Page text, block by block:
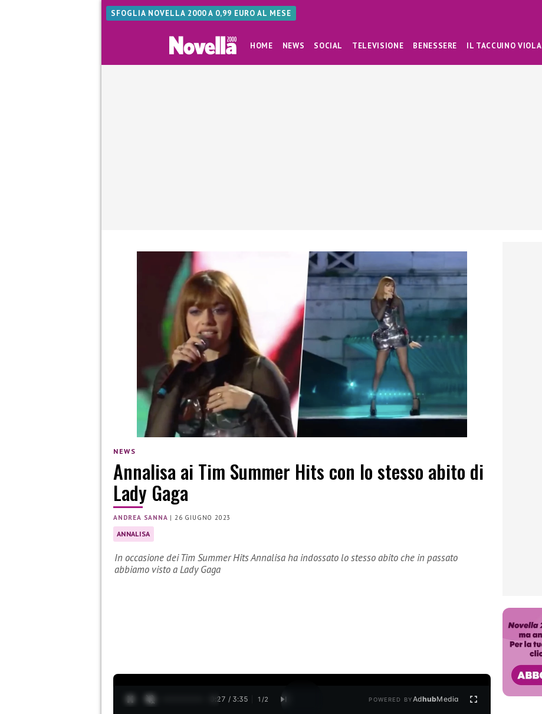
SFOGLIA NOVELLA 2000 A 0,99 EURO AL MESE
HOME NEWS SOCIAL TELEVISIONE BENESSERE IL TACCUINO VIOLA
NEWS
Annalisa ai Tim Summer Hits con lo stesso abito di
Lady Gaga
ANDREA SANNA |26 GIUGNO 2023
ANNALISA
In occasione dei Tim Summer Hits Annalisa ha indossato lo stesso abito che in passato
abbiamo visto a Lady Gaga
0:28 / 3:35 1 /2 POWERED BYAdhubMedia